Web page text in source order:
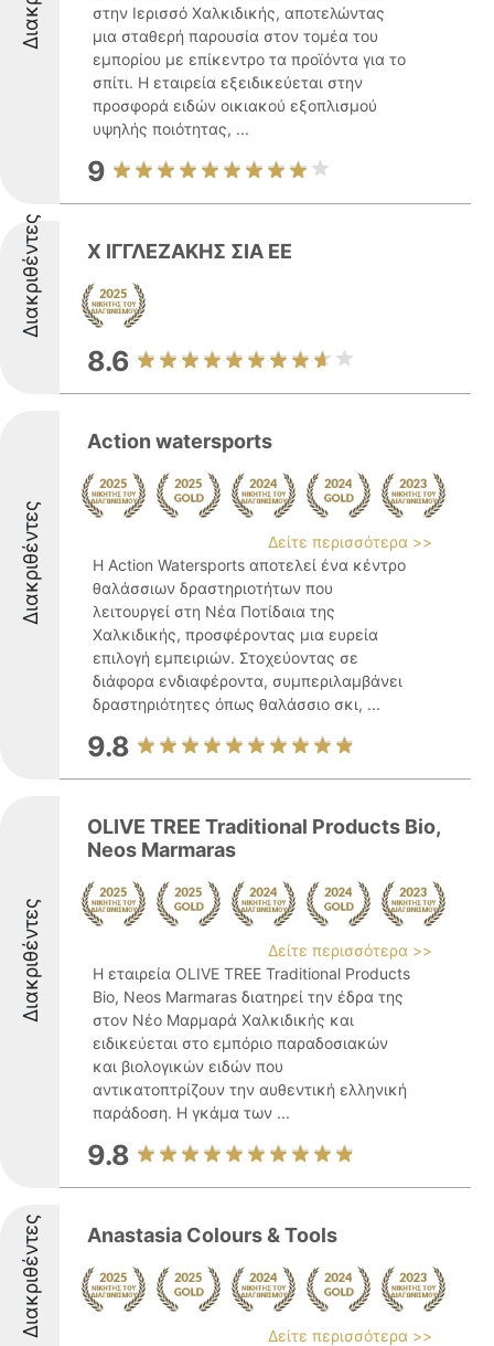
στην Ιερισσό Χαλκιδικής, αποτελώντας
μια σταθερή παρουσία στον τομέα του
εμπορίου με επίκεντρο τα προϊόντα για το
σπίτι. Η εταιρεία εξειδικεύεται στην
προσφορά ειδών οικιακού εξοπλισμού
υψηλής ποιότητας, ...
9
Διακριθέντες Χ ΙΓΓΛΕΖΑΚΗΣ ΣΙΑ ΕΕ
8.6
Διακριθέντες
Action watersports
Δείτε περισσότερα >>
Η Action Watersports αποτελεί ένα κέντρο
θαλάσσιων δραστηριοτήτων που
λειτουργεί στη Νέα Ποτίδαια της
Χαλκιδικής, προσφέροντας μια ευρεία
επιλογή εμπειριών. Στοχεύοντας σε
διάφορα ενδιαφέροντα, συμπεριλαμβάνει
δραστηριότητες όπως θαλάσσιο σκι, ...
9.8
Διακριθέντες
OLIVE TREE Traditional Products Bio,
Neos Marmaras
Δείτε περισσότερα >>
Η εταιρεία OLIVE TREE Traditional Products
Bio, Neos Marmaras διατηρεί την έδρα της
στον Νέο Μαρμαρά Χαλκιδικής και
ειδικεύεται στο εμπόριο παραδοσιακών
και βιολογικών ειδών που
αντικατοπτρίζουν την αυθεντική ελληνική
παράδοση. Η γκάμα των ...
9.8
Διακριθέντες Anastasia Colours & Tools
Δείτε περισσότερα >>